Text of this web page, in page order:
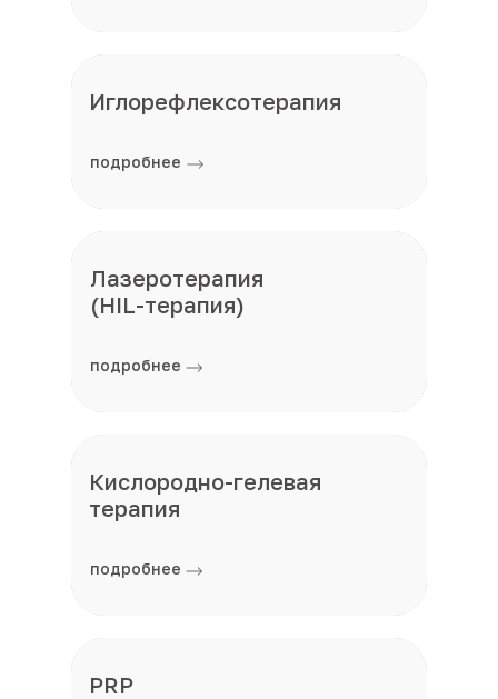
подробнее
Иглорефлексотерапия
подробнее
Лазеротерапия
(HIL-терапия)
PRP
подробнее
Кислородно-гелевая
терапия